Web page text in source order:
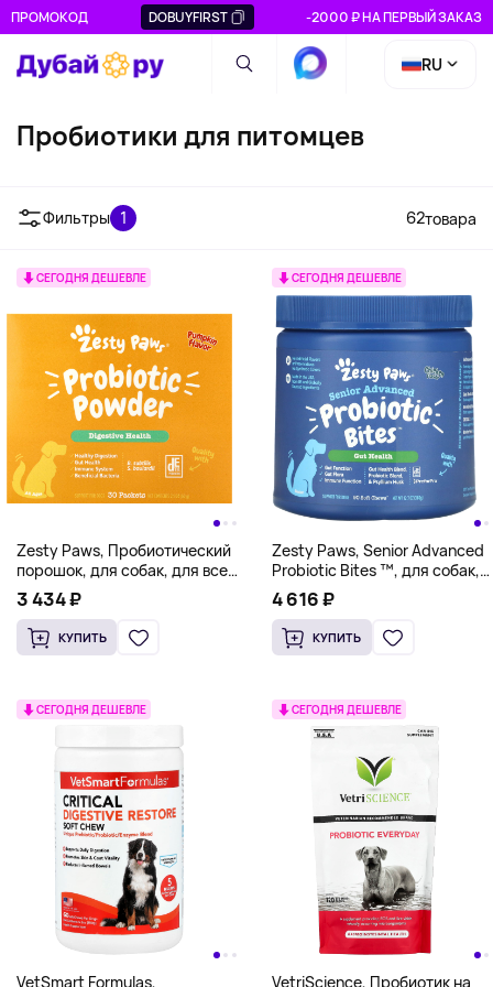
ПРОМОКОД DOBUYFIRST -2000 ₽ НА ПЕРВЫЙ ЗАКАЗ
RU
Пробиотики для питомцев
Фильтры 1 62товара
СЕГОДНЯ ДЕШЕВЛЕ
Zesty Paws, Пробиотический
порошок, для собак, для всех
возрастов, из тыквы, 30
пакетиков, 60 г (2,1 унции)
3 434 ₽
КУПИТЬ
СЕГОДНЯ ДЕШЕВЛЕ
Zesty Paws, Senior Advanced
Probiotic Bites ™, для собак,
для пожилых людей, курица,
90 жевательных таблеток,
315 г (11,1 унции)
4 616 ₽
КУПИТЬ
СЕГОДНЯ ДЕШЕВЛЕ
VetSmart Formulas,
СЕГОДНЯ ДЕШЕВЛЕ
VetriScience, Пробиотик на